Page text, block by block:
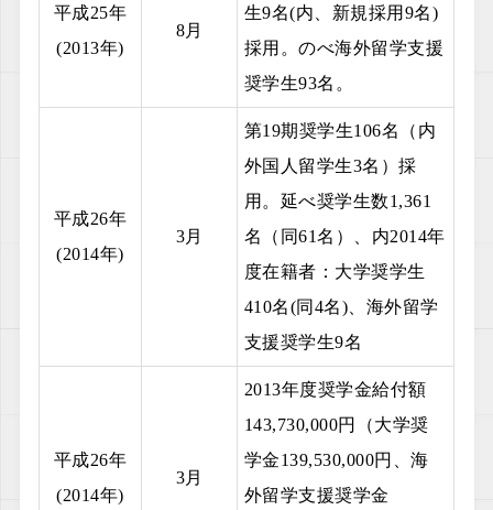
平成25年
(2013年)
8月
生9名(内、新規採用9名)
採用。のべ海外留学支援
奨学生93名。
平成26年
(2014年)
3月
第19期奨学生106名（内
外国人留学生3名）採
用。延べ奨学生数1,361
名（同61名）、内2014年
度在籍者：大学奨学生
410名(同4名)、海外留学
支援奨学生9名
平成26年
(2014年)
3月
2013年度奨学金給付額
143,730,000円（大学奨
学金139,530,000円、海
外留学支援奨学金